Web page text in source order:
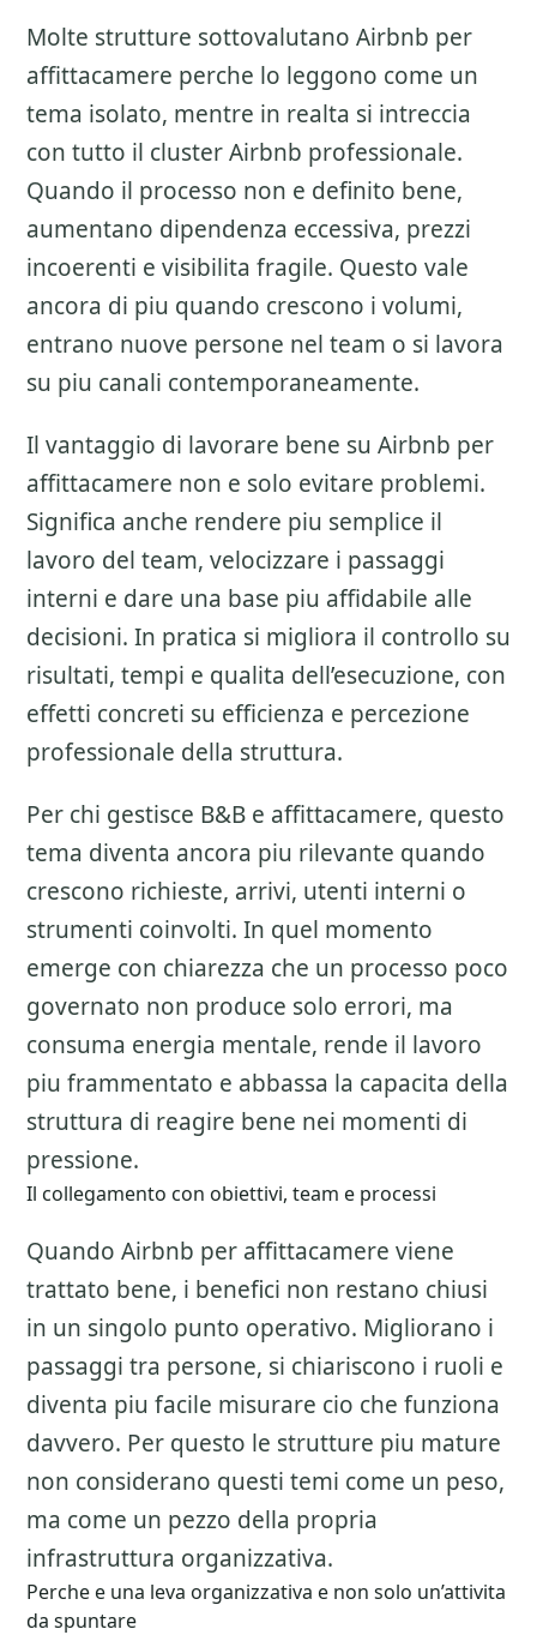
Molte strutture sottovalutano Airbnb per
affittacamere perche lo leggono come un
tema isolato, mentre in realta si intreccia
con tutto il clusterAirbnb professionale.
Quando il processo non e definito bene,
aumentano dipendenza eccessiva, prezzi
incoerenti e visibilita fragile. Questo vale
ancora di piu quando crescono i volumi,
entrano nuove persone nel team o si lavora
su piu canali contemporaneamente.
Il vantaggio di lavorare bene su Airbnb per
affittacamere non e solo evitare problemi.
Significa anche rendere piu semplice il
lavoro del team, velocizzare i passaggi
interni e dare una base piu affidabile alle
decisioni. In pratica si migliora il controllo su
risultati, tempi e qualita dell’esecuzione, con
effetti concreti su efficienza e percezione
professionale della struttura.
Per chi gestisce B&B e affittacamere, questo
tema diventa ancora piu rilevante quando
crescono richieste, arrivi, utenti interni o
strumenti coinvolti. In quel momento
emerge con chiarezza che un processo poco
governato non produce solo errori, ma
consuma energia mentale, rende il lavoro
piu frammentato e abbassa la capacita della
struttura di reagire bene nei momenti di
pressione.
Il collegamento con obiettivi, team e processi
Quando Airbnb per affittacamere viene
trattato bene, i benefici non restano chiusi
in un singolo punto operativo. Migliorano i
passaggi tra persone, si chiariscono i ruoli e
diventa piu facile misurare cio che funziona
davvero. Per questo le strutture piu mature
non considerano questi temi come un peso,
ma come un pezzo della propria
infrastruttura organizzativa.
Perche e una leva organizzativa e non solo un’attivita
da spuntare